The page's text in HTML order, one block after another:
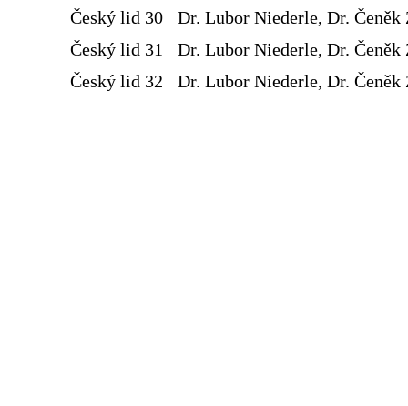
Český lid 30
Dr. Lubor Niederle, Dr. Čeněk
Český lid 31
Dr. Lubor Niederle, Dr. Čeněk
Český lid 32
Dr. Lubor Niederle, Dr. Čeněk